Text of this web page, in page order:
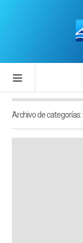
Archivo de categorías: